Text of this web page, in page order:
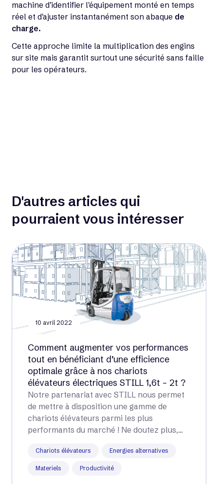
machine d'identifier l'équipement monté en temps
réel et d'ajuster instantanément son abaque de
charge.
Cette approche limite la multiplication des engins
sur site mais garantit surtout une sécurité sans faille
pour les opérateurs.
D'autres articles qui
pourraient vous intéresser
10 avril 2022
Comment augmenter vos performances
tout en bénéficiant d’une efficience
optimale grâce à nos chariots
élévateurs électriques STILL 1,6t – 2t ?
Notre partenariat avec STILL nous permet
de mettre à disposition une gamme de
chariots élévateurs parmi les plus
performants du marché ! Ne doutez plus,...
Chariots élévateurs Energies alternatives
Materiels Productivité